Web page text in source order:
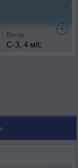
Ветер
С-З, 4 м/с